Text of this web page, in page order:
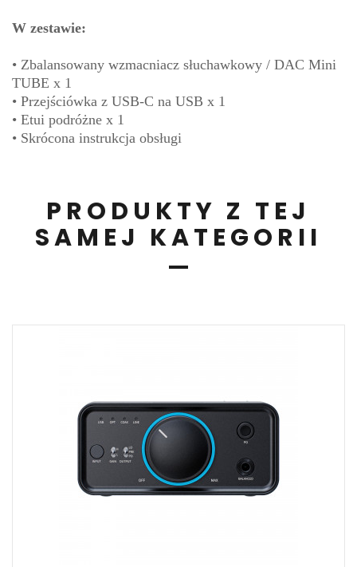
W zestawie:
• Zbalansowany wzmacniacz słuchawkowy / DAC Mini
TUBE x 1
• Przejściówka z USB-C na USB x 1
• Etui podróżne x 1
• Skrócona instrukcja obsługi
PRODUKTY Z TEJ
SAMEJ KATEGORII